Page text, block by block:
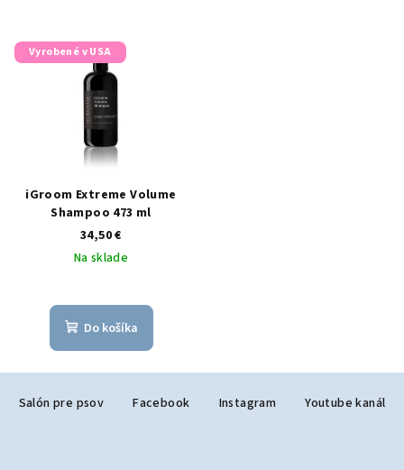
Vyrobené v USA
iGroom Extreme Volume
Shampoo 473 ml
34,50 €
Na sklade
Do košíka
Salón pre psov Facebook Instagram Youtube kanál